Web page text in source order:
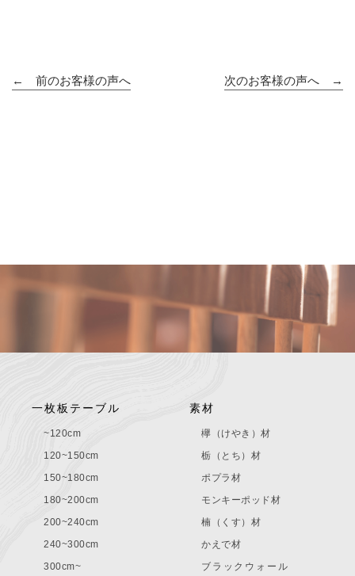
← 前のお客様の声へ 次のお客様の声へ →
一枚板テーブル
~120cm
120~150cm
150~180cm
180~200cm
200~240cm
240~300cm
300cm~
素材
欅（けやき）材
栃（とち）材
ポプラ材
モンキーポッド材
楠（くす）材
かえで材
ブラックウォール